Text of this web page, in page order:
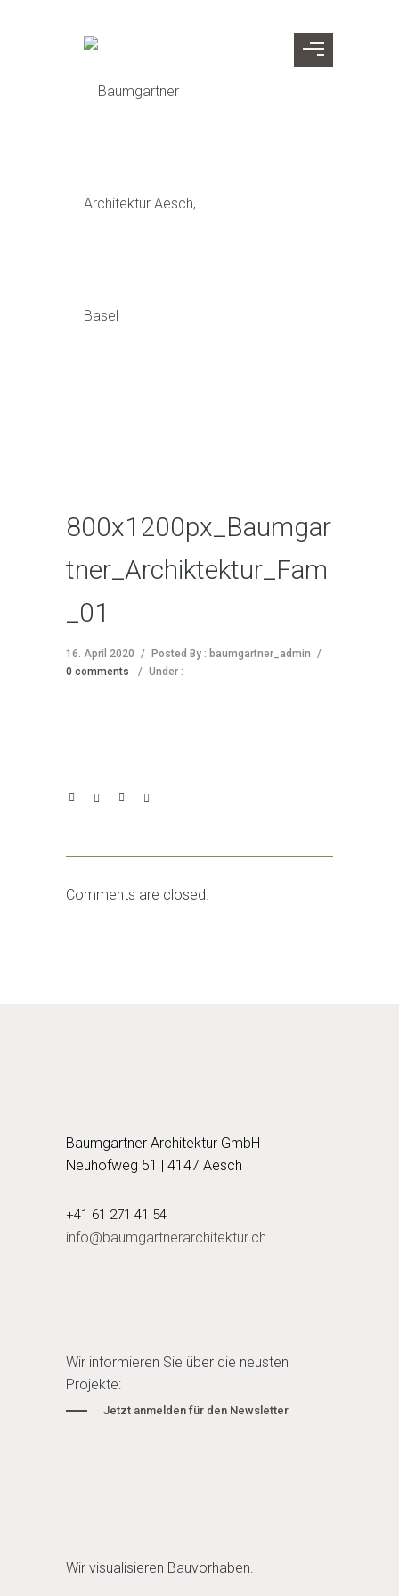
800x1200px_Baumgar
tner_Archiktektur_Fam
_01
16. April 2020 / Posted By : baumgartner_admin /
0 comments
/ Under :
Comments are closed.
Baumgartner Architektur GmbH
Neuhofweg 51 | 4147 Aesch
+41 61 271 41 54
info@baumgartnerarchitektur.ch
Wir informieren Sie über die neusten
Projekte:
Jetzt anmelden für den Newsletter
Wir visualisieren Bauvorhaben.